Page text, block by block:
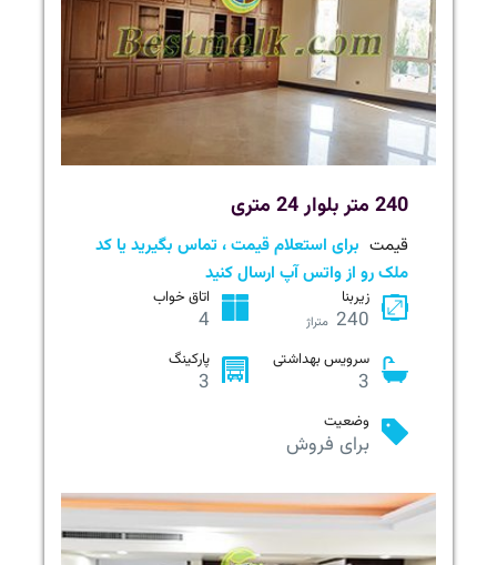
240 متر بلوار 24 متری
قیمت برای استعلام قیمت ، تماس بگیرید یا کد
ملک رو از واتس آپ ارسال کنید
زیربنا
240 متراژ
اتاق خواب
4
سرویس بهداشتی
3
پارکینگ
3
وضعیت
برای فروش